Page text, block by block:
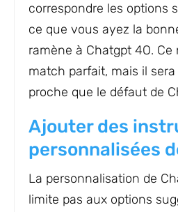
correspondre les options
ce que vous ayez la
ramène à Chatgpt 4O. Ce
match parfait, mais il
proche que le défaut de
Ajouter des
personnalisées
La personnalisation de
limite pas aux options